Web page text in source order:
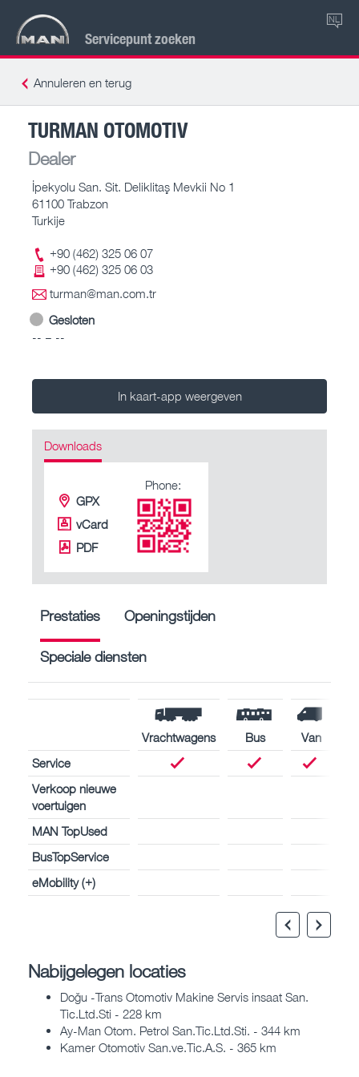
Servicepunt zoeken
NL
Annuleren en terug
TURMAN OTOMOTIV
Dealer
İpekyolu San. Sit. Deliklitaş Mevkii No 1
61100 Trabzon
Turkije
+90 (462) 325 06 07
+90 (462) 325 06 03
turman@man.com.tr
Gesloten
-- – --
In kaart-app weergeven
Downloads
GPX
vCard
PDF
Phone:
Prestaties Openingstijden
Speciale diensten
Vrachtwagens Bus
Van
Service
Verkoop nieuwe
voertuigen
MAN TopUsed
BusTopService
eMobility (+)
Nabijgelegen locaties
Doğu -Trans Otomotiv Makine Servis insaat San.
Tic.Ltd.Sti - 228 km
Ay-Man Otom. Petrol San.Tic.Ltd.Sti. - 344 km
Kamer Otomotiv San.ve.Tic.A.S. - 365 km